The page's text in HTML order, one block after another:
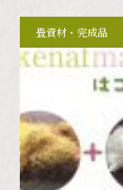
畳資材・完成品